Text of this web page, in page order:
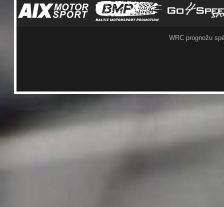
WRC prognožu